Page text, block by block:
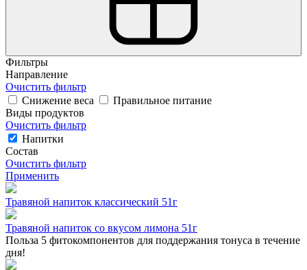
Фильтры
Направление
Очистить фильтр
Снижение веса
Правильное питание
Виды продуктов
Очистить фильтр
Напитки
Состав
Очистить фильтр
Применить
Травяной напиток классический 51г
Травяной напиток со вкусом лимона 51г
Польза 5 фитокомпонентов для поддержания тонуса в течение
дня!